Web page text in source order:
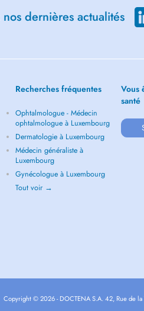
dernières actualités
Recherches fréquentes
Ophtalmologue - Médecin
ophtalmologue à Luxembourg
Dermatologie à Luxembourg
Médecin généraliste à
Luxembourg
Gynécologue à Luxembourg
Tout voir →
Vous
santé
Copyright © 2026 - DOCTENA S.A. 42, Rue de la